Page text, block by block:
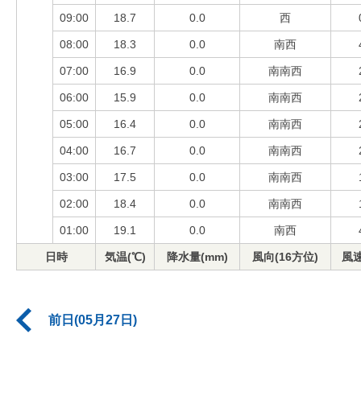
09:00 18.7 0.0 西
08:00 18.3 0.0 南西
07:00 16.9 0.0 南南西
06:00 15.9 0.0 南南西
05:00 16.4 0.0 南南西
04:00 16.7 0.0 南南西
03:00 17.5 0.0 南南西
02:00 18.4 0.0 南南西
01:00 19.1 0.0 南西
日時 気温(℃) 降水量(mm) 風向(16方位) 風
前日(05月27日)